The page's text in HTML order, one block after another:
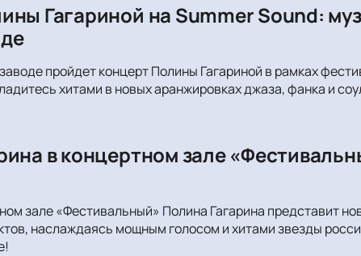
Гагариной на Summer Sound:
пройдет концерт Полины Гагариной в рамках
хитами в новых аранжировках джаза, фанка и
в концертном зале
зале «Фестивальный» Полина Гагарина представит
наслаждаясь мощным голосом и хитами звезды